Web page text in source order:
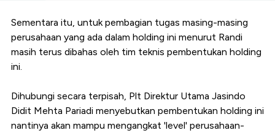
Sementara itu, untuk pembagian tugas masing-masing
perusahaan yang ada dalam holding ini menurut Randi
masih terus dibahas oleh tim teknis pembentukan holding
ini.
Dihubungi secara terpisah, Plt Direktur Utama Jasindo
Didit Mehta Pariadi menyebutkan pembentukan holding ini
nantinya akan mampu mengangkat 'level' perusahaan-